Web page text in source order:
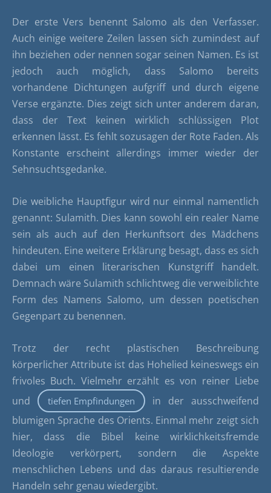
Der erste Vers benennt Salomo als den Verfasser.
Auch einige weitere Zeilen lassen sich zumindest auf
ihn beziehen oder nennen sogar seinen Namen. Es ist
jedoch auch möglich, dass Salomo bereits
vorhandene Dichtungen aufgriff und durch eigene
Verse ergänzte. Dies zeigt sich unter anderem daran,
dass der Text keinen wirklich schlüssigen Plot
erkennen lässt. Es fehlt sozusagen der Rote Faden. Als
Konstante erscheint allerdings immer wieder der
Sehnsuchtsgedanke.
Die weibliche Hauptfigur wird nur einmal namentlich
genannt: Sulamith. Dies kann sowohl ein realer Name
sein als auch auf den Herkunftsort des Mädchens
hindeuten. Eine weitere Erklärung besagt, dass es sich
dabei um einen literarischen Kunstgriff handelt.
Demnach wäre Sulamith schlichtweg die verweiblichte
Form des Namens Salomo, um dessen poetischen
Gegenpart zu benennen.
Trotz der recht plastischen Beschreibung
körperlicher Attribute ist das Hohelied keineswegs ein
frivoles Buch. Vielmehr erzählt es von reiner Liebe
und
tiefen Empfindungen
in der ausschweifend
blumigen Sprache des Orients. Einmal mehr zeigt sich
hier, dass die Bibel keine wirklichkeitsfremde
Ideologie verkörpert, sondern die Aspekte
menschlichen Lebens und das daraus resultierende
Handeln sehr genau wiedergibt.